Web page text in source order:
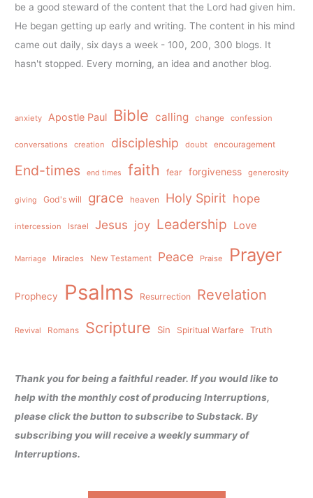
be a good steward of the content that the Lord had given him.
He began getting up early and writing. The content in his mind
came out daily, six days a week - 100, 200, 300 blogs. It
hasn't stopped. Every morning, an idea and another blog.
anxiety Apostle Paul Bible calling change confession
conversations creation discipleship doubt encouragement
End-times end times faith fear forgiveness generosity
giving God's will grace heaven Holy Spirit hope
intercession Israel Jesus joy Leadership Love
Marriage Miracles New Testament Peace Praise Prayer
Prophecy Psalms Resurrection Revelation
Revival Romans Scripture Sin Spiritual Warfare Truth
Thank you for being a faithful reader. If you would like to
help with the monthly cost of producing Interruptions,
please click the button to subscribe to Substack. By
subscribing you will receive a weekly summary of
Interruptions.